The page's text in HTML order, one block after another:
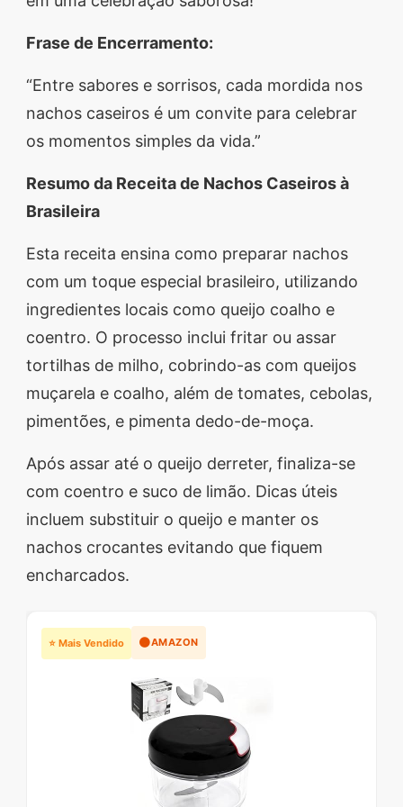
Frase de Encerramento:
“Entre sabores e sorrisos, cada mordida nos
nachos caseiros é um convite para celebrar
os momentos simples da vida.”
Resumo da Receita de Nachos Caseiros à
Brasileira
Esta receita ensina como preparar nachos
com um toque especial brasileiro, utilizando
ingredientes locais como queijo coalho e
coentro. O processo inclui fritar ou assar
tortilhas de milho, cobrindo-as com queijos
muçarela e coalho, além de tomates, cebolas,
pimentões, e pimenta dedo-de-moça.
Após assar até o queijo derreter, finaliza-se
com coentro e suco de limão. Dicas úteis
incluem substituir o queijo e manter os
nachos crocantes evitando que fiquem
encharcados.
⭐ Mais Vendido 🟠AMAZON